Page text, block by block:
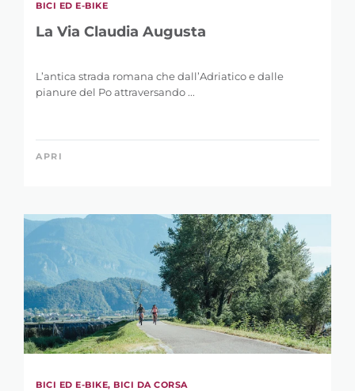
BICI ED E-BIKE
La Via Claudia Augusta
L’antica strada romana che dall’Adriatico e dalle
pianure del Po attraversando ...
APRI
BICI ED E-BIKE, BICI DA CORSA